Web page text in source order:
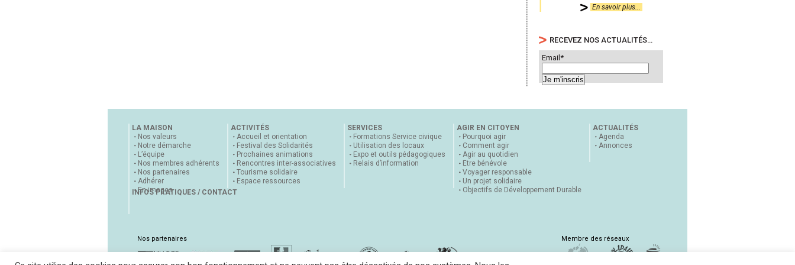
En savoir plus...
RECEVEZ NOS ACTUALITÉS…
Email*
LA MAISON
Nos valeurs
Notre démarche
L’équipe
Nos membres adhérents
Nos partenaires
Adhérer
En images
ACTIVITÉS
Accueil et orientation
Festival des Solidarités
Prochaines animations
Rencontres inter-associatives
Tourisme solidaire
Espace ressources
SERVICES
Formations Service civique
Utilisation des locaux
Expo et outils pédagogiques
Relais d’information
AGIR EN CITOYEN
Pourquoi agir
Comment agir
Agir au quotidien
Etre bénévole
Voyager responsable
Un projet solidaire
Objectifs de Développement Durable
ACTUALITÉS
Agenda
Annonces
INFOS PRATIQUES / CONTACT
Nos partenaires Membre des réseaux